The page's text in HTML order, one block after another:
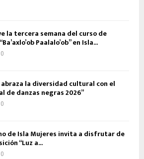
la tercera semana del curso de
Paalalo’ob” en Isla...
0
abraza la diversidad cultural con el
de danzas negras 2026”
0
de Isla Mujeres invita a disfrutar de
“Luz a...
0